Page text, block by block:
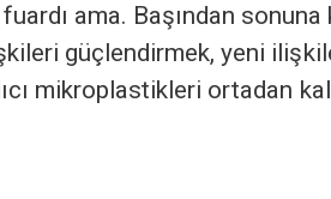
ama. Başından
güçlendirmek, yeni
mikroplastikleri ortadan